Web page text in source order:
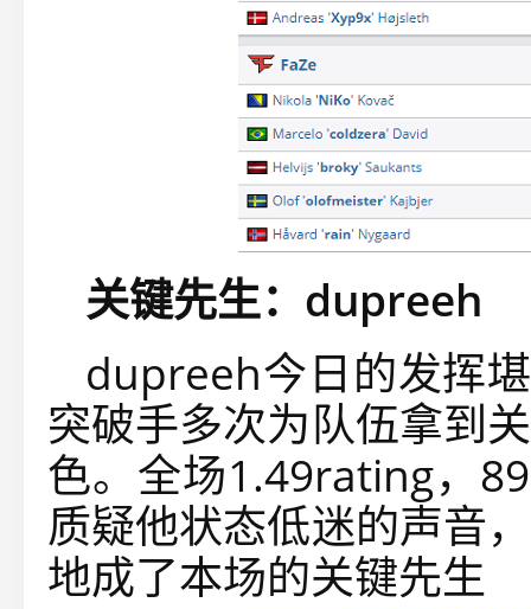
关键先生：dupreeh
dupreeh今日的发挥
突破手多次为队伍拿到
色。全场1.49rating，
质疑他状态低迷的声音
地成了本场的关键先生